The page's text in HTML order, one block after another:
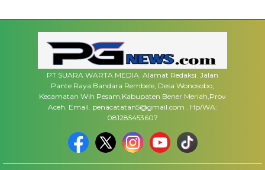
PT SUARA WARTA MEDIA. Alamat Redaksi. Jalan
Pante Raya Bandara Rembele, Desa Wonosobo,
Kecamatan Wih Pesam,Kabupaten Bener Meriah,Prov
Aceh. Email. penacatatan5@gmail.com . Hp/WA:
081285453607